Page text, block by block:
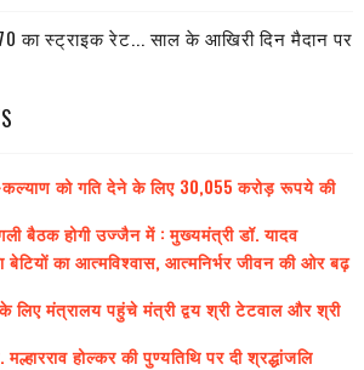
का स्ट्राइक रेट... साल के आखिरी दिन मैदान पर
को गति देने के लिए 30,055 करोड़ रूपये की
बैठक होगी उज्जैन में : मुख्यमंत्री डॉ. यादव
का आत्मविश्वास, आत्मनिर्भर जीवन की ओर बढ़
मंत्रालय पहुंचे मंत्री द्वय श्री टेटवाल और श्री
होल्कर की पुण्यतिथि पर दी श्रद्धांजलि